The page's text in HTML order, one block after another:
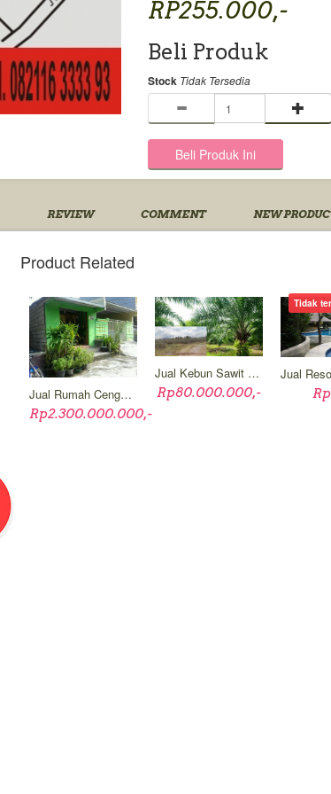
RP255.000,-
Beli Produk
Stock Tidak Tersedia
REVIEW COMMENT NEW
Product Related
Jual Rumah Cengkareng Barat Jakarta Barat
Rp2.300.000.000,-
Jual Kebun Sawit 1000 Ha Di Kalimantan
Rp80.000.000,-
Tidak